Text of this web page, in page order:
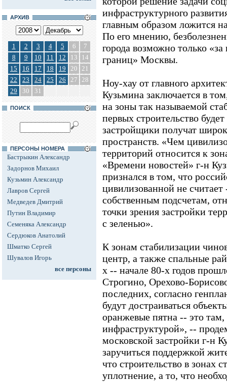
АРХИВ
1 2 3 4 5 6
7
8
9 10 11 12 13
14
15
16 17 18 19 20 21
22
23 24 25 26 27 28
29
30 31
ПОИСК
ПЕРСОНЫ НОМЕРА
Бастрыкин Александр
Задорнов Михаил
Кузьмин Александр
Лавров Сергей
Медведев Дмитрий
Путин Владимир
Семеняка Александр
Сердюков Анатолий
Шматко Сергей
Шувалов Игорь
все персоны
инфраструктурного
главным образом ложится
По его мнению,
города возможно только
границ» Москвы.
Ноу-хау от главного
Кузьмина заключается в
на зоны так называемой
первых строительство
застройщики получат
пространств. «Чем
территорий относится к
«Времени новостей» г-н
признался в том, что
цивилизованной не
собственным подсчетам,
точки зрения застройки
с зеленью».
К зонам стабилизации
центр, а также спальные
х -- начале 80-х годов
Строгино, Орехово-
последних, согласно
будут достраиваться
оранжевые пятна -- это
инфраструктурой», --
московской застройки г-н
заручиться поддержкой
что строительство в зонах
уплотнение, а то, что